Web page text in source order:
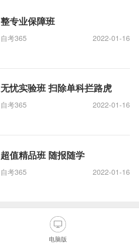
整专业保障班
自考365 2022-01-16
无忧实验班 扫除单科拦路虎
自考365 2022-01-16
超值精品班 随报随学
自考365 2022-01-16
电脑版